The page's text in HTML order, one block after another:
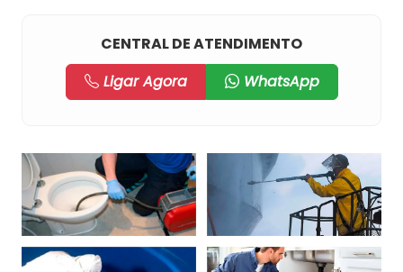
CENTRAL DE ATENDIMENTO
Ligar Agora
WhatsApp